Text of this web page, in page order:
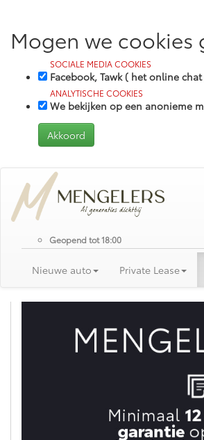
Mogen we cookies
SOCIALE MEDIA COOKIES
Facebook, Tawk ( het online
ANALYTISCHE COOKIES
We bekijken op een anonieme
Geopend tot 18:00
Nieuwe auto Private Lease